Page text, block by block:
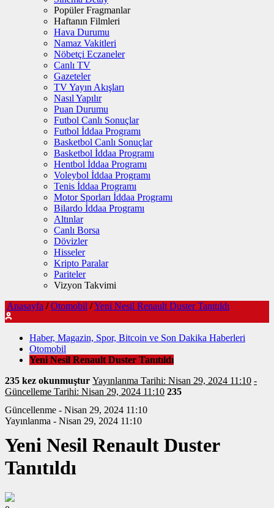
Popüler Fragmanlar
Haftanın Filmleri
Hava Durumu
Namaz Vakitleri
Nöbetçi Eczaneler
Canlı TV
Gazeteler
TV Yayın Akışları
Nasıl Yapılır
Puan Durumu
Futbol Canlı Sonuçlar
Futbol İddaa Programı
Basketbol Canlı Sonuçlar
Basketbol İddaa Programı
Hentbol İddaa Programı
Voleybol İddaa Programı
Tenis İddaa Programı
Motor Sporları İddaa Programı
Bilardo İddaa Programı
Altınlar
Canlı Borsa
Dövizler
Hisseler
Kripto Paralar
Pariteler
Vizyon Takvimi
Anasayfa / Otomobil /Yeni Nesil Renault Duster Tanıtıldı
Haber, Magazin, Spor, Bitcoin ve Son Dakika Haberleri
Otomobil
Yeni Nesil Renault Duster Tanıtıldı
235 kez okunmuştur Yayınlanma Tarihi: Nisan 29, 2024 11:10 -
Güncelleme Tarihi: Nisan 29, 2024 11:10 235
Güncellenme - Nisan 29, 2024 11:10
Yayınlanma - Nisan 29, 2024 11:10
Yeni Nesil Renault Duster
Tanıtıldı